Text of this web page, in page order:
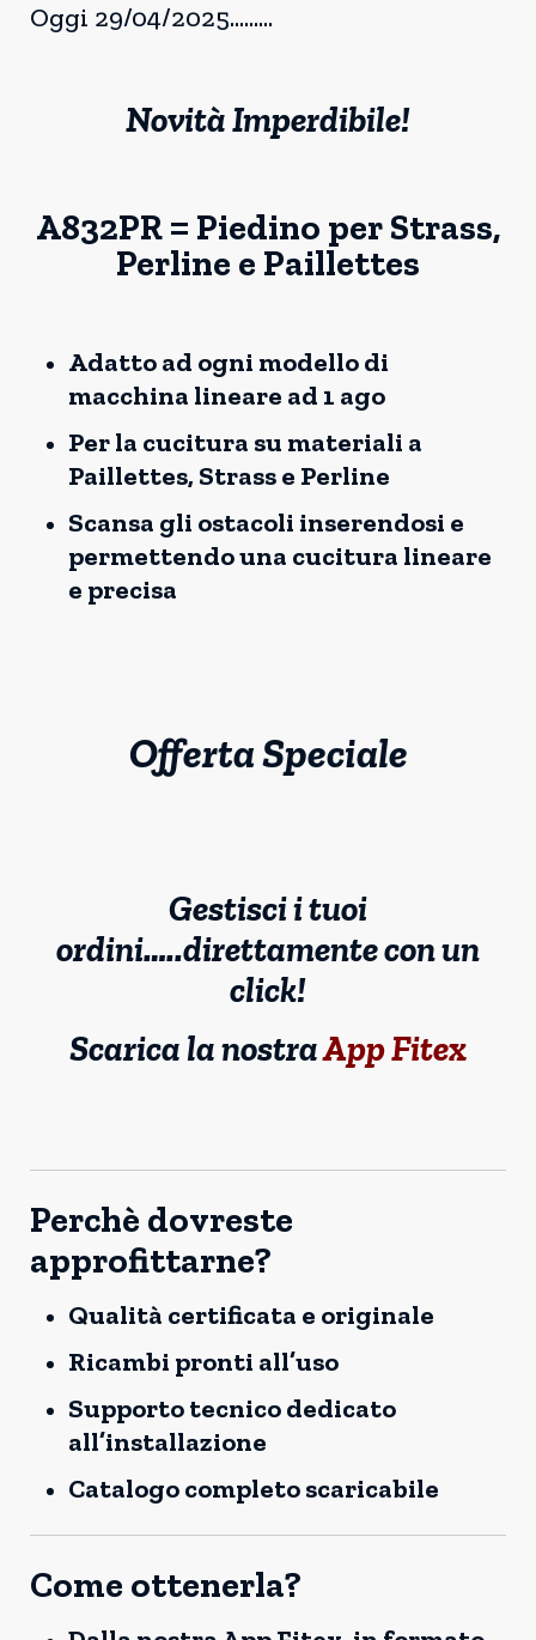
Oggi 29/04/2025.........
Novità Imperdibile!
A832PR = Piedino per Strass,
Perline e Paillettes
Adatto ad ogni modello di
macchina lineare ad 1 ago
Per la cucitura su materiali a
Paillettes, Strass e Perline
Scansa gli ostacoli inserendosi e
permettendo una cucitura lineare
e precisa
Offerta Speciale
Gestisci i tuoi
ordini…..direttamente con un
click!
Scarica la nostraApp Fitex
Perchè dovreste
approfittarne?
Qualità certificata e originale
Ricambi pronti all’uso
Supporto tecnico dedicato
all’installazione
Catalogo completo scaricabile
Come ottenerla?